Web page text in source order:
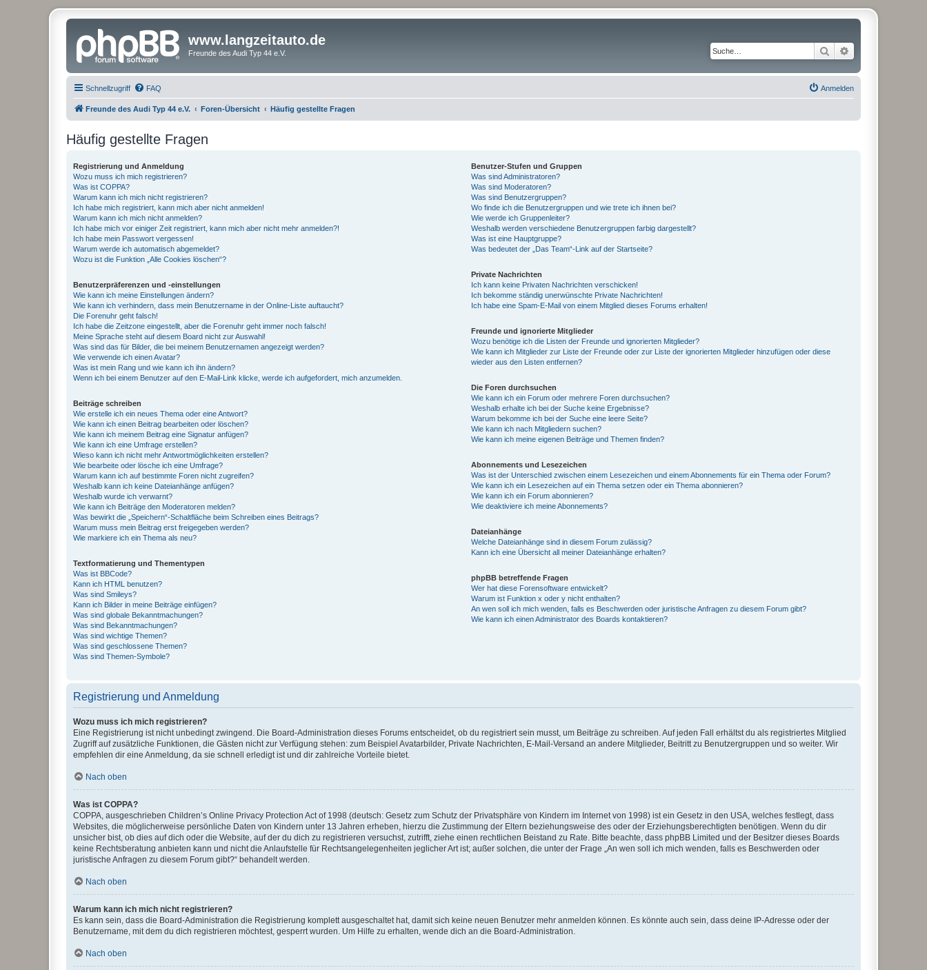
www.langzeitauto.de
Freunde des Audi Typ 44 e.V. Suche
Schnellzugriff FAQ Anmelden
Freunde des Audi Typ 44 e.V. Foren-Übersicht Häufig gestellte Fragen
Häufig gestellte Fragen
Registrierung und Anmeldung
Wozu muss ich mich registrieren?
Was ist COPPA?
Warum kann ich mich nicht registrieren?
Ich habe mich registriert, kann mich aber nicht anmelden!
Warum kann ich mich nicht anmelden?
Ich habe mich vor einiger Zeit registriert, kann mich aber nicht mehr anmelden?!
Ich habe mein Passwort vergessen!
Warum werde ich automatisch abgemeldet?
Wozu ist die Funktion „Alle Cookies löschen“?
Benutzerpräferenzen und -einstellungen
Wie kann ich meine Einstellungen ändern?
Wie kann ich verhindern, dass mein Benutzername in der Online-Liste auftaucht?
Die Forenuhr geht falsch!
Ich habe die Zeitzone eingestellt, aber die Forenuhr geht immer noch falsch!
Meine Sprache steht auf diesem Board nicht zur Auswahl!
Was sind das für Bilder, die bei meinem Benutzernamen angezeigt werden?
Wie verwende ich einen Avatar?
Was ist mein Rang und wie kann ich ihn ändern?
Wenn ich bei einem Benutzer auf den E-Mail-Link klicke, werde ich aufgefordert, mich anzumelden.
Beiträge schreiben
Wie erstelle ich ein neues Thema oder eine Antwort?
Wie kann ich einen Beitrag bearbeiten oder löschen?
Wie kann ich meinem Beitrag eine Signatur anfügen?
Wie kann ich eine Umfrage erstellen?
Wieso kann ich nicht mehr Antwortmöglichkeiten erstellen?
Wie bearbeite oder lösche ich eine Umfrage?
Warum kann ich auf bestimmte Foren nicht zugreifen?
Weshalb kann ich keine Dateianhänge anfügen?
Weshalb wurde ich verwarnt?
Wie kann ich Beiträge den Moderatoren melden?
Was bewirkt die „Speichern“-Schaltfläche beim Schreiben eines Beitrags?
Warum muss mein Beitrag erst freigegeben werden?
Wie markiere ich ein Thema als neu?
Textformatierung und Thementypen
Was ist BBCode?
Kann ich HTML benutzen?
Was sind Smileys?
Kann ich Bilder in meine Beiträge einfügen?
Was sind globale Bekanntmachungen?
Was sind Bekanntmachungen?
Was sind wichtige Themen?
Was sind geschlossene Themen?
Was sind Themen-Symbole?
Benutzer-Stufen und Gruppen
Was sind Administratoren?
Was sind Moderatoren?
Was sind Benutzergruppen?
Wo finde ich die Benutzergruppen und wie trete ich ihnen bei?
Wie werde ich Gruppenleiter?
Weshalb werden verschiedene Benutzergruppen farbig dargestellt?
Was ist eine Hauptgruppe?
Was bedeutet der „Das Team“-Link auf der Startseite?
Private Nachrichten
Ich kann keine Privaten Nachrichten verschicken!
Ich bekomme ständig unerwünschte Private Nachrichten!
Ich habe eine Spam-E-Mail von einem Mitglied dieses Forums erhalten!
Freunde und ignorierte Mitglieder
Wozu benötige ich die Listen der Freunde und ignorierten Mitglieder?
Wie kann ich Mitglieder zur Liste der Freunde oder zur Liste der ignorierten Mitglieder hinzufügen oder diese
wieder aus den Listen entfernen?
Die Foren durchsuchen
Wie kann ich ein Forum oder mehrere Foren durchsuchen?
Weshalb erhalte ich bei der Suche keine Ergebnisse?
Warum bekomme ich bei der Suche eine leere Seite?
Wie kann ich nach Mitgliedern suchen?
Wie kann ich meine eigenen Beiträge und Themen finden?
Abonnements und Lesezeichen
Was ist der Unterschied zwischen einem Lesezeichen und einem Abonnements für ein Thema oder Forum?
Wie kann ich ein Lesezeichen auf ein Thema setzen oder ein Thema abonnieren?
Wie kann ich ein Forum abonnieren?
Wie deaktiviere ich meine Abonnements?
Dateianhänge
Welche Dateianhänge sind in diesem Forum zulässig?
Kann ich eine Übersicht all meiner Dateianhänge erhalten?
phpBB betreffende Fragen
Wer hat diese Forensoftware entwickelt?
Warum ist Funktion x oder y nicht enthalten?
An wen soll ich mich wenden, falls es Beschwerden oder juristische Anfragen zu diesem Forum gibt?
Wie kann ich einen Administrator des Boards kontaktieren?
Registrierung und Anmeldung
Wozu muss ich mich registrieren?
Eine Registrierung ist nicht unbedingt zwingend. Die Board-Administration dieses Forums entscheidet, ob du registriert sein musst, um Beiträge zu schreiben. Auf jeden Fall erhältst du als registriertes Mitglied
Zugriff auf zusätzliche Funktionen, die Gästen nicht zur Verfügung stehen: zum Beispiel Avatarbilder, Private Nachrichten, E-Mail-Versand an andere Mitglieder, Beitritt zu Benutzergruppen und so weiter. Wir
empfehlen dir eine Anmeldung, da sie schnell erledigt ist und dir zahlreiche Vorteile bietet.
Nach oben
Was ist COPPA?
COPPA, ausgeschrieben Children’s Online Privacy Protection Act of 1998 (deutsch: Gesetz zum Schutz der Privatsphäre von Kindern im Internet von 1998) ist ein Gesetz in den USA, welches festlegt, dass
Websites, die möglicherweise persönliche Daten von Kindern unter 13 Jahren erheben, hierzu die Zustimmung der Eltern beziehungsweise des oder der Erziehungsberechtigten benötigen. Wenn du dir
unsicher bist, ob dies auf dich oder die Website, auf der du dich zu registrieren versuchst, zutrifft, ziehe einen rechtlichen Beistand zu Rate. Bitte beachte, dass phpBB Limited und der Besitzer dieses Boards
keine Rechtsberatung anbieten kann und nicht die Anlaufstelle für Rechtsangelegenheiten jeglicher Art ist; außer solchen, die unter der Frage „An wen soll ich mich wenden, falls es Beschwerden oder
juristische Anfragen zu diesem Forum gibt?“ behandelt werden.
Nach oben
Warum kann ich mich nicht registrieren?
Es kann sein, dass die Board-Administration die Registrierung komplett ausgeschaltet hat, damit sich keine neuen Benutzer mehr anmelden können. Es könnte auch sein, dass deine IP-Adresse oder der
Benutzername, mit dem du dich registrieren möchtest, gesperrt wurden. Um Hilfe zu erhalten, wende dich an die Board-Administration.
Nach oben